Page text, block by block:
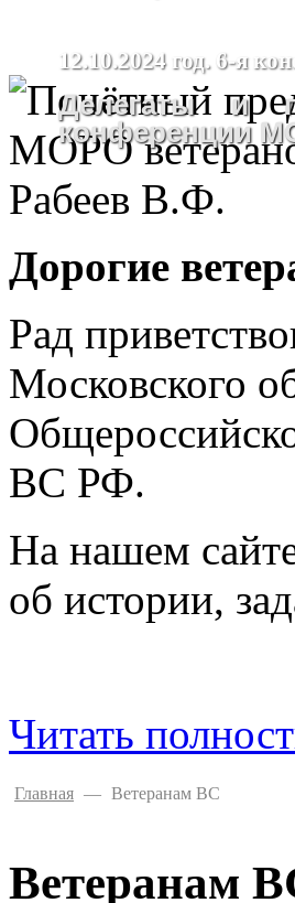
12.10.2024 год. 6-я
Делегаты и
конференции
Дорогие
Рад
Московского
ВС РФ.
На нашем
об истории,
Читать
Главная — Ветеранам ВС
Ветеранам